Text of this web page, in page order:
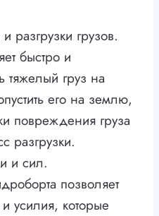
разгрузки грузов.
быстро и
тяжелый груз на
его на землю,
повреждения груза
разгрузки.
и сил.
позволяет
усилия, которые